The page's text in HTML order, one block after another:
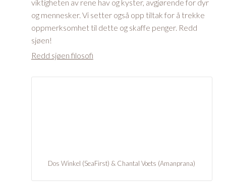
viktigheten av rene hav og kyster, avgjørende for dyr
og mennesker. Vi setter også opp tiltak for å trekke
oppmerksomhet til dette og skaffe penger. Redd
sjøen!
Redd sjøen filosofi
Dos Winkel (SeaFirst) & Chantal Voets (Amanprana)